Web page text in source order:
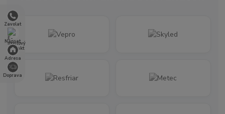
Zavolat
Napsat
Adresa
Doprava